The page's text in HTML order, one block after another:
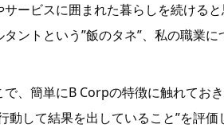
サービスに囲まれた暮らしを続ける
タントという”飯のタネ”、私の職業
で、簡単にB Corpの特徴に触れてお
動して結果を出していること”を評